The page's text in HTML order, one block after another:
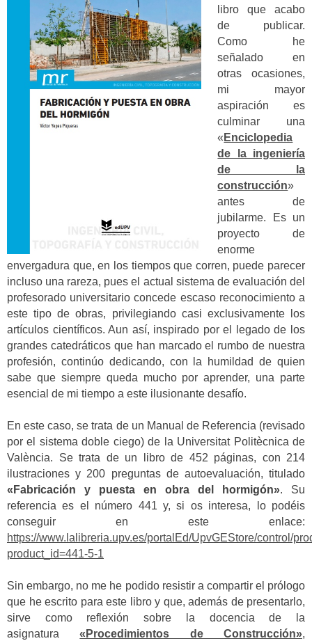
libro que acabo
de publicar.
Como he
señalado en
otras ocasiones,
mi mayor
aspiración es
culminar una
« Enciclopedia
de la ingeniería
de la
construcción»
antes de
jubilarme. Es un
proyecto de
enorme
envergadura que, en los tiempos que corren, puede parecer
incluso una rareza, pues el actual sistema de evaluación del
profesorado universitario concede escaso reconocimiento a
este tipo de obras, privilegiando casi exclusivamente los
artículos científicos. Aun así, inspirado por el legado de los
grandes catedráticos que han marcado el rumbo de nuestra
profesión, continúo dedicando, con la humildad de quien
sabe que siempre queda mucho por aprender, una parte
esencial de mi tiempo a este ilusionante desafío.
En este caso, se trata de un Manual de Referencia (revisado
por el sistema doble ciego) de la Universitat Politècnica de
València. Se trata de un libro de 452 páginas, con 214
ilustraciones y 200 preguntas de autoevaluación, titulado
«Fabricación y puesta en obra del hormigón». Su
referencia es el número 441 y, si os interesa, lo podéis
conseguir en este enlace:
https://www.lalibreria.upv.es/portalEd/UpvGEStore/control/
product_id=441-5-1
Sin embargo, no me he podido resistir a compartir el prólogo
que he escrito para este libro y que, además de presentarlo,
sirve como reflexión sobre la docencia de la
asignatura«Procedimientos de Construcción»,